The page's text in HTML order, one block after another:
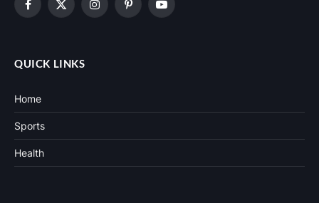
Facebook
X
InstagramPinterestYouTube
QUICK LINKS
Home
Sports
Health